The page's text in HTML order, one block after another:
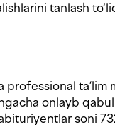
tanlash
ta’lim
onlayb
soni